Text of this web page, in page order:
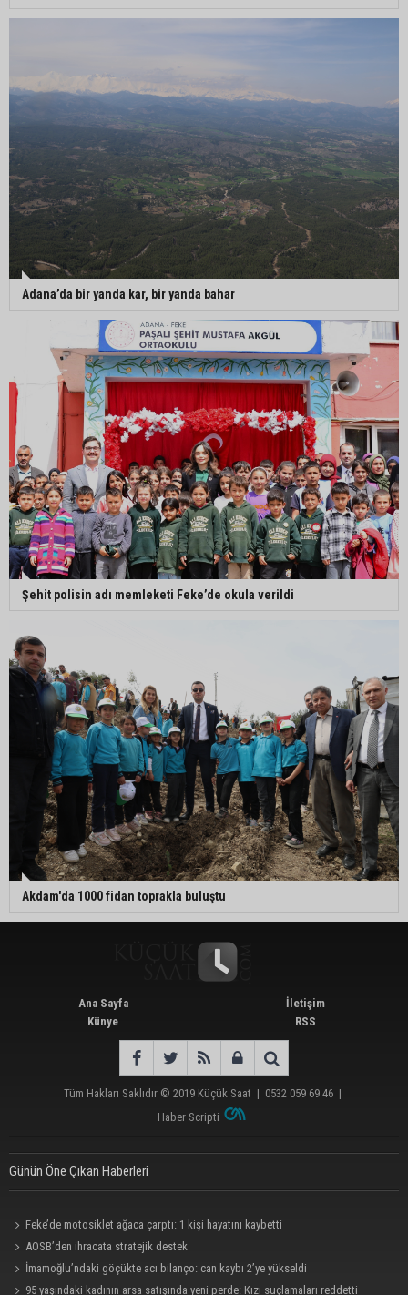
Adana’da bir yanda kar, bir yanda bahar
Şehit polisin adı memleketi Feke’de okula verildi
Akdam'da 1000 fidan toprakla buluştu
Ana Sayfa
Künye
İletişim
RSS
Tüm Hakları Saklıdır © 2019 Küçük Saat | 0532 059 69 46 |
Haber Scripti
Günün Öne Çıkan Haberleri
Feke’de motosiklet ağaca çarptı: 1 kişi hayatını kaybetti
AOSB’den ihracata stratejik destek
İmamoğlu’ndaki göçükte acı bilanço: can kaybı 2’ye yükseldi
95 yaşındaki kadının arsa satışında yeni perde: Kızı suçlamaları reddetti